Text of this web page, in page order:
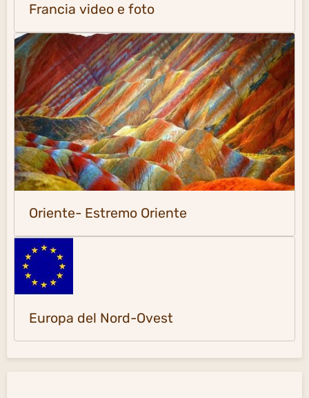
Francia video e foto
Oriente- Estremo Oriente
Europa del Nord-Ovest